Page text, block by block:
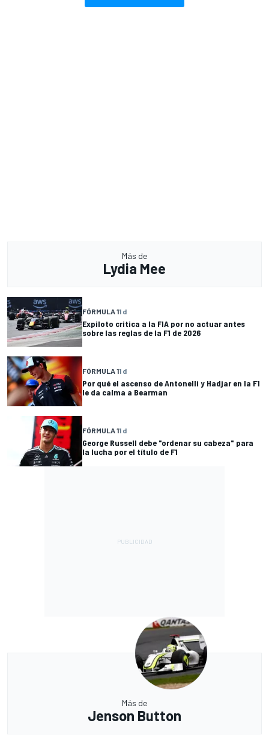
Más de
Lydia Mee
FÓRMULA 11 d
Expiloto critica a la FIA por no actuar antes
sobre las reglas de la F1 de 2026
FÓRMULA 11 d
Por qué el ascenso de Antonelli y Hadjar en la F1
le da calma a Bearman
FÓRMULA 11 d
George Russell debe "ordenar su cabeza" para
la lucha por el título de F1
Más de
Jenson Button